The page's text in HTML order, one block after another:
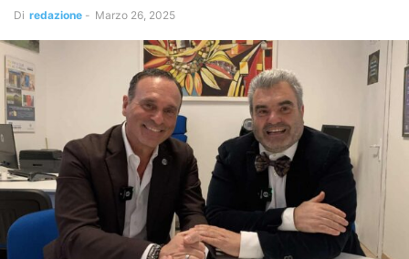
Di redazione - Marzo 26, 2025